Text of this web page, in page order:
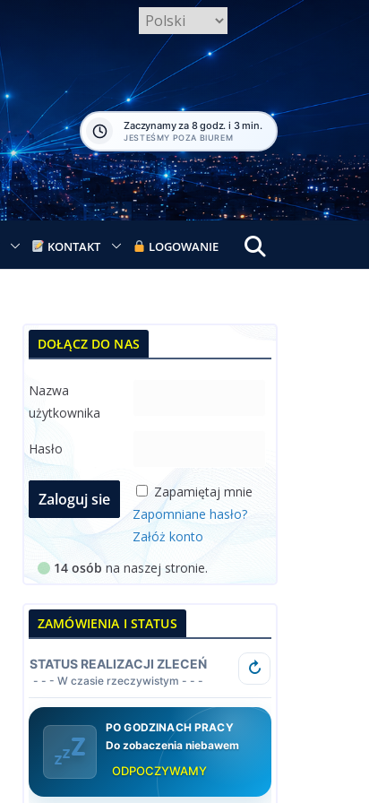
Zaczynamy za 8 godz. i 3 min.
JESTEŚMY POZA BIUREM
KONTAKT LOGOWANIE
DOŁĄCZ DO NAS
Nazwa
użytkownika
Hasło
Zapamiętaj mnie
Zapomniane hasło?
Załóż konto
14 osób na naszej stronie.
ZAMÓWIENIA I STATUS
STATUS REALIZACJI ZLECEŃ
- - - W czasie rzeczywistym - - -
↻
PO GODZINACH PRACY
Do zobaczenia niebawem
ODPOCZYWAMY